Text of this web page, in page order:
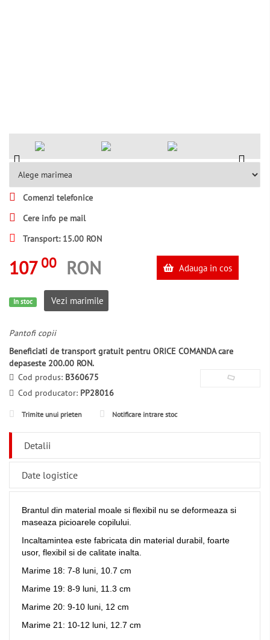
Comenzi telefonice
Cere info pe mail
Transport: 15.00 RON
107 00 RON Adauga in cos
In stoc Vezi marimile
Pantofi copii
Beneficiati de transport gratuit pentru ORICE COMANDA care
depaseste 200.00 RON.
Cod produs: B360675
Cod producator: PP28016
Trimite unui prieten Notificare intrare stoc
Detalii
Date logistice
Brantul din material moale si flexibil nu se deformeaza si
maseaza picioarele copilului.
Incaltamintea este fabricata din material durabil, foarte
usor, flexibil si de calitate inalta.
Marime 18: 7-8 luni, 10.7 cm
Marime 19: 8-9 luni, 11.3 cm
Marime 20: 9-10 luni, 12 cm
Marime 21: 10-12 luni, 12.7 cm